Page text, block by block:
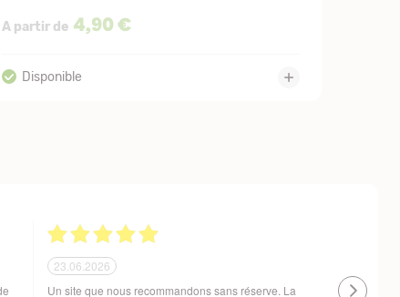
A partir de 4,90 €
21.06.2026
Ras, la livraison est conforme à mes attentes
Livraison à